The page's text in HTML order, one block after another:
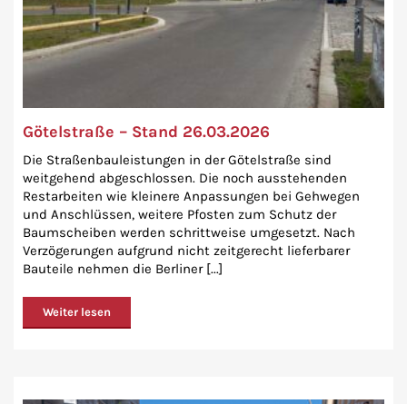
Götelstraße – Stand 26.03.2026
Die Straßenbauleistungen in der Götelstraße sind
weitgehend abgeschlossen. Die noch ausstehenden
Restarbeiten wie kleinere Anpassungen bei Gehwegen
und Anschlüssen, weitere Pfosten zum Schutz der
Baumscheiben werden schrittweise umgesetzt. Nach
Verzögerungen aufgrund nicht zeitgerecht lieferbarer
Bauteile nehmen die Berliner [...]
Weiter lesen